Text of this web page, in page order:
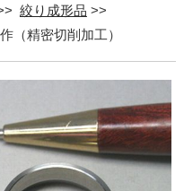
絞り成形品 >>
精密切削加工）